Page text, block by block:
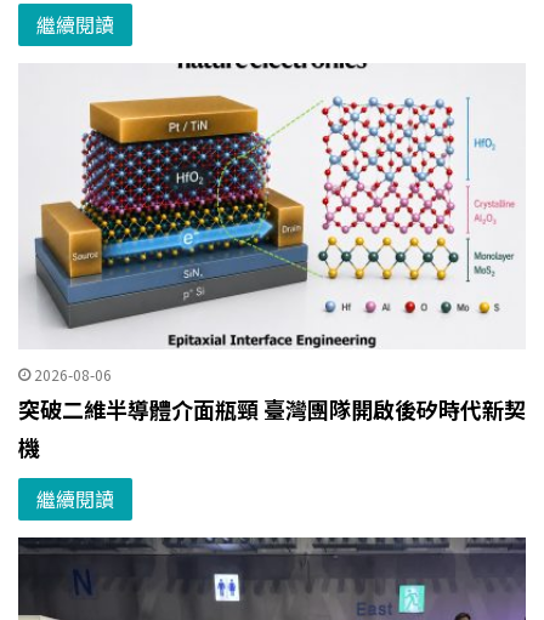
繼續閱讀
2026-08-06
突破二維半導體介面瓶頸 臺灣團隊開啟後矽時代新契
機
繼續閱讀